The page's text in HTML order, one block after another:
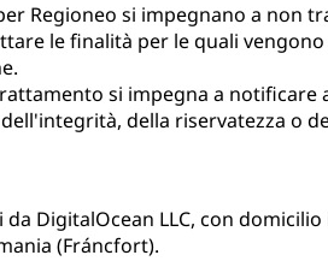
Regioneo si impegnano a non
le finalità per le quali
si impegna a
della riservatezza o
DigitalOcean LLC, con
(Fráncfort).